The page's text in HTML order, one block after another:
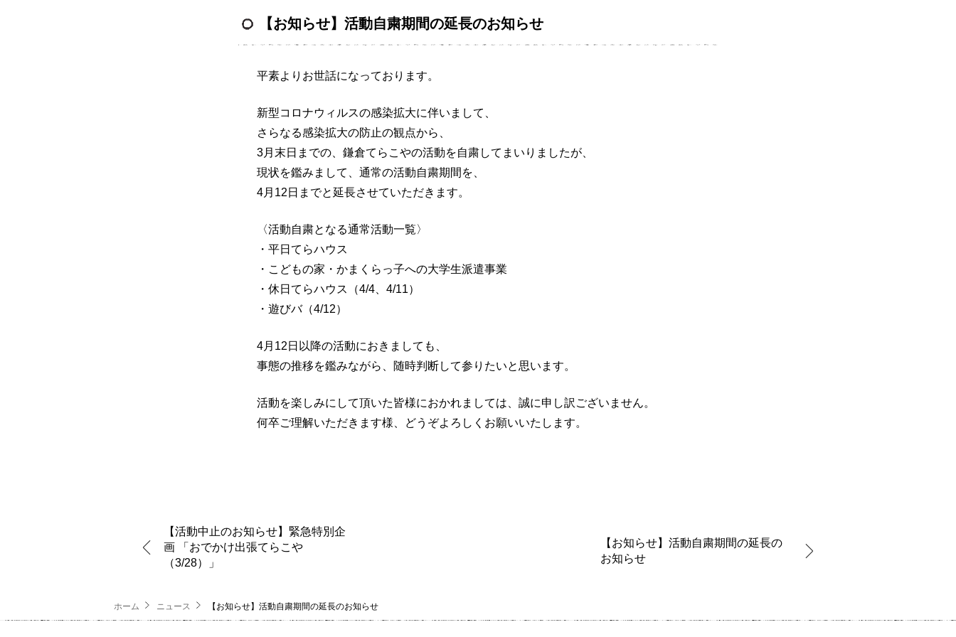
【お知らせ】活動自粛期間の延長のお知らせ
平素よりお世話になっております。
新型コロナウィルスの感染拡大に伴いまして、
さらなる感染拡大の防止の観点から、
3月末日までの、鎌倉てらこやの活動を自粛してまいりましたが、
現状を鑑みまして、通常の活動自粛期間を、
4月12日までと延長させていただきます。
〈活動自粛となる通常活動一覧〉
・平日てらハウス
・こどもの家・かまくらっ子への大学生派遣事業
・休日てらハウス（4/4、4/11）
・遊びバ（4/12）
4月12日以降の活動におきましても、
事態の推移を鑑みながら、随時判断して参りたいと思います。
活動を楽しみにして頂いた皆様におかれましては、誠に申し訳ございません。
何卒ご理解いただきます様、どうぞよろしくお願いいたします。
【活動中止のお知らせ】緊急特別企
画 「おでかけ出張てらこや
（3/28）」
【お知らせ】活動自粛期間の延長の
お知らせ
ホーム ニュース 【お知らせ】活動自粛期間の延長のお知らせ